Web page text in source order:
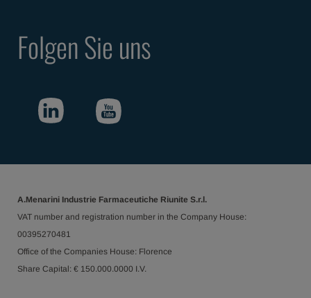
Folgen Sie uns
A.Menarini Industrie Farmaceutiche Riunite S.r.l.
VAT number and registration number in the Company House:
00395270481
Office of the Companies House: Florence
Share Capital: € 150.000.0000 I.V.